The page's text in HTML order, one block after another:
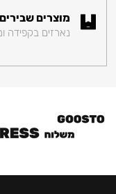
מוצרים שבירים
נארזים בקפידה